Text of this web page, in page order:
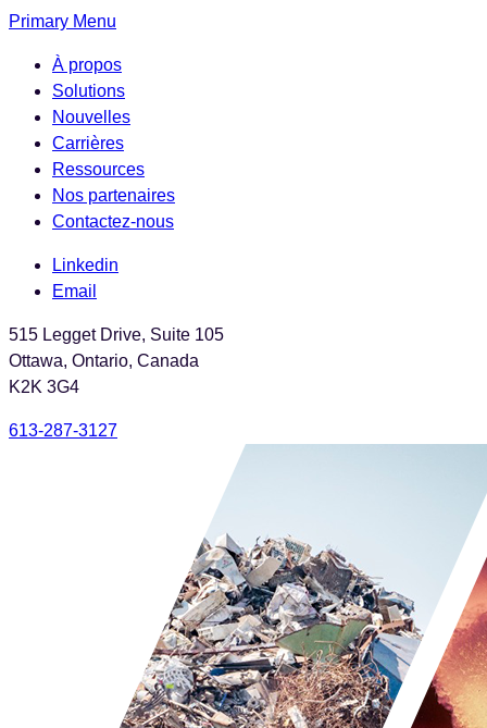
Skip
content
Primary Menu
À propos
Solutions
Nouvelles
Carrières
Ressources
Nos partenaires
Contactez-nous
Linkedin
Email
515 Legget Drive, Suite 105
Ottawa, Ontario, Canada
K2K 3G4
613-287-3127